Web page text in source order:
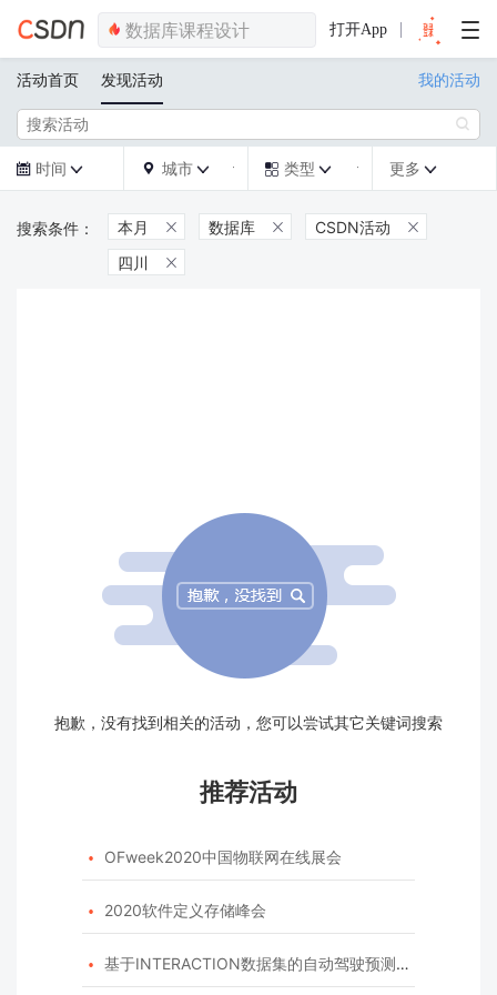
打开App
活动首页 发现活动 我的活动

 时间   城市   类型  更多 
本月  数据库  CSDN活动 
四川 
抱歉，没有找到相关的活动，您可以尝试其它关键词搜索
推荐活动
 OFweek2020中国物联网在线展会
 2020软件定义存储峰会
 基于INTERACTION数据集的自动驾驶预测模型挑战赛